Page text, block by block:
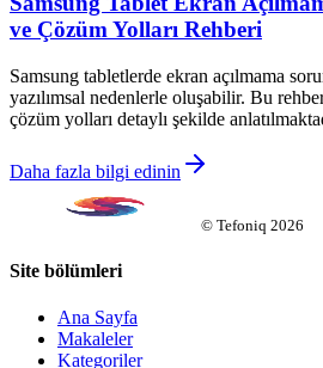
ve Çözüm Yolları Rehberi
Samsung tabletlerde ekran açılmama
yazılımsal nedenlerle oluşabilir. Bu
çözüm yolları detaylı şekilde
Daha fazla bilgi edinin
© Tefoniq 2026
Site bölümleri
Ana Sayfa
Makaleler
Kategoriler